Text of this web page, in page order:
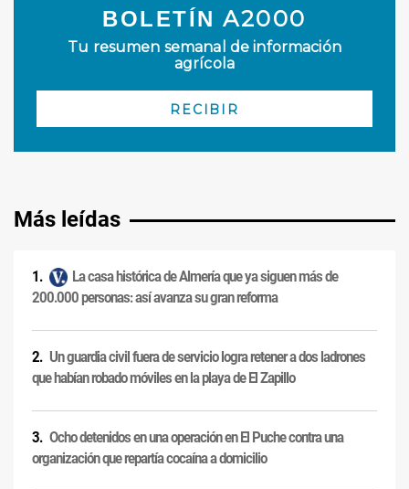
Más leídas
La casa histórica de Almería que ya siguen más de
200.000 personas: así avanza su gran reforma
Un guardia civil fuera de servicio logra retener a dos ladrones
que habían robado móviles en la playa de El Zapillo
Ocho detenidos en una operación en El Puche contra una
organización que repartía cocaína a domicilio